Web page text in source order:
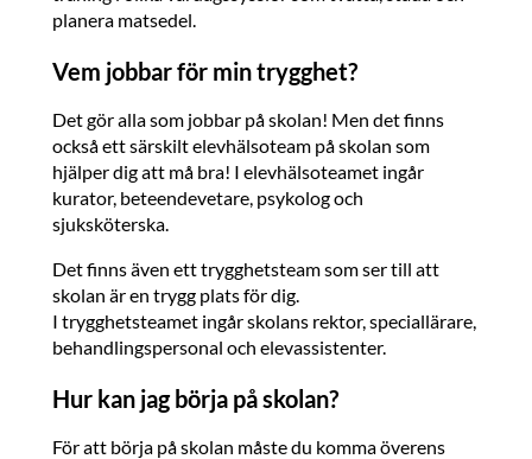
planera matsedel.
Vem jobbar för min trygghet?
Det gör alla som jobbar på skolan! Men det finns
också ett särskilt elevhälsoteam på skolan som
hjälper dig att må bra! I elevhälsoteamet ingår
kurator, beteendevetare, psykolog och
sjuksköterska.
Det finns även ett trygghetsteam som ser till att
skolan är en trygg plats för dig.
I trygghetsteamet ingår skolans rektor, speciallärare,
behandlingspersonal och elevassistenter.
Hur kan jag börja på skolan?
För att börja på skolan måste du komma överens